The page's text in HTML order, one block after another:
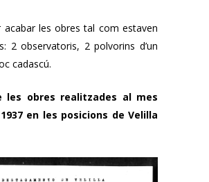
acabar les obres tal com estaven
2 observatoris, 2 polvorins d’un
cadascú.
les obres realitzades al mes
en les posicions de Velilla